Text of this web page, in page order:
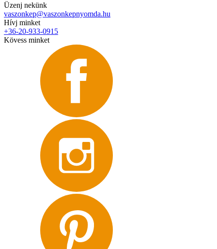
Üzenj nekünk
vaszonkep@vaszonkepnyomda.hu
Hívj minket
+36-20-933-0915
Kövess minket